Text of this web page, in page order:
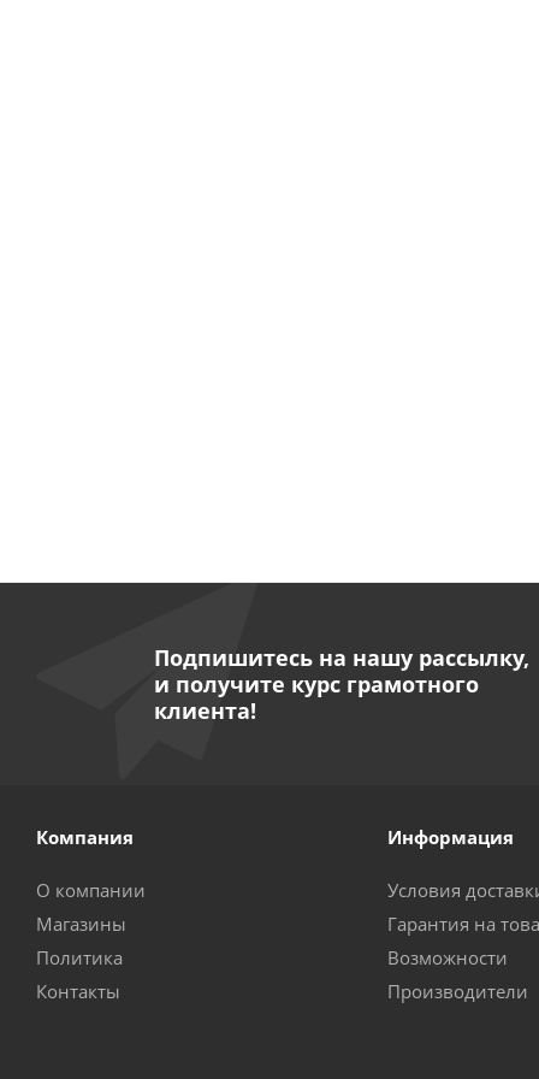
Подпишитесь на нашу рассылку,
и получите курс грамотного
клиента!
Компания
О компании
Магазины
Политика
Контакты
Информация
Условия
Гарантия на
Возможности
Производители